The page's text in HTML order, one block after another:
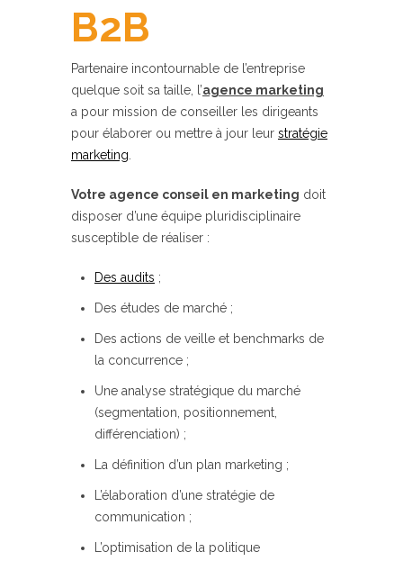
B2B
Partenaire incontournable de l’entreprise
quelque soit sa taille, l’agence marketing
a pour mission de conseiller les dirigeants
pour élaborer ou mettre à jour leur stratégie
marketing
Votre agence conseil en marketing doit
disposer d’une équipe pluridisciplinaire
susceptible de réaliser :
Des audits ;
Des études de marché ;
Des actions de veille et benchmarks de
la concurrence ;
Une analyse stratégique du marché
(segmentation, positionnement,
différenciation) ;
La définition d’un plan marketing ;
L’élaboration d’une stratégie de
communication ;
L’optimisation de la politique